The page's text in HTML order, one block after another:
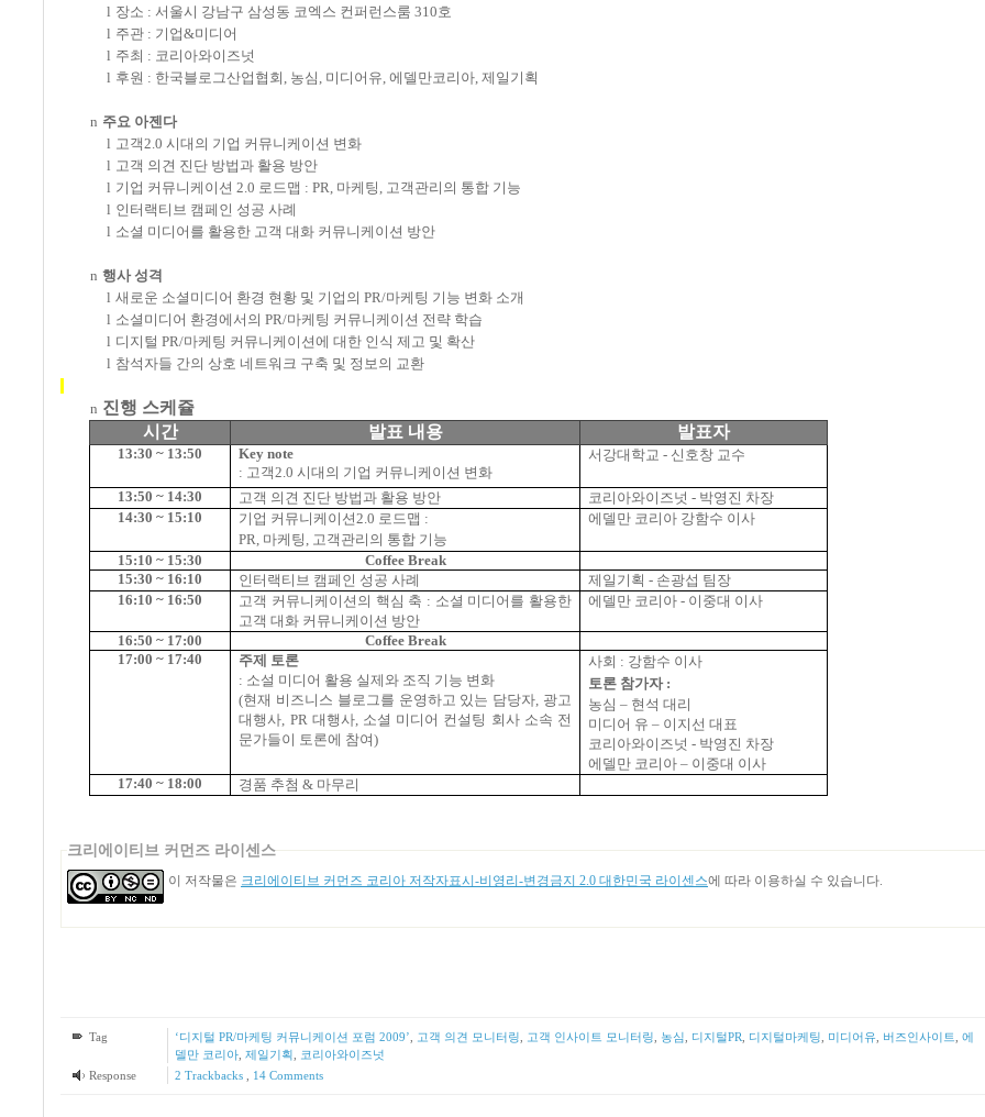
l 장소 : 서울시 강남구 삼성동 코엑스 컨퍼런스룸 310호
l 주관: 기업&미디어
l 주최 : 코리아와이즈넛
l 후원 : 한국블로그산업협회 , 농심 , 미디어유, 에델만코리아, 제일기획
n 주요 아젠다
l 고객2.0 시대의 기업 커뮤니케이션 변화
l 고객 의견 진단 방법과 활용 방안
l 기업 커뮤니케이션 2.0 로드맵 : PR, 마케팅 , 고객관리의 통합 기능
l 인터랙티브 캠페인 성공 사례
l 소셜 미디어를 활용한 고객 대화 커뮤니케이션 방안
n 행사 성격
l 새로운 소셜미디어 환경 현황 및 기업의 PR/마케팅 기능 변화 소개
l 소셜미디어 환경에서의 PR/마케팅 커뮤니케이션 전략 학습
l 디지털 PR/마케팅 커뮤니케이션에 대한 인식 제고 및 확산
l 참석자들 간의 상호 네트워크 구축 및 정보의 교환
n 진행 스케쥴
시간
발표 내용 발표자
13:30 ~ 13:50
Key note
: 고객2.0시대의 기업 커뮤니케이션 변화
서강대학교- 신호창 교수
13:50 ~ 14:30 고객 의견 진단 방법과 활용 방안 코리아와이즈넛- 박영진 차장
14:30 ~ 15:10
기업 커뮤니케이션2.0 로드맵 :
PR, 마케팅 , 고객관리의 통합 기능
에델만 코리아 강함수 이사
15:10 ~ 15:30
Coffee Break
15:30 ~ 16:10
인터랙티브 캠페인 성공 사례 제일기획 - 손광섭 팀장
16:10 ~ 16:50
고객 커뮤니케이션의 핵심 축 : 소셜 미디어를 활용한
고객 대화 커뮤니케이션 방안
에델만 코리아 - 이중대 이사
16:50 ~ 17:00
Coffee Break
17:00 ~ 17:40
주제 토론
: 소설 미디어 활용 실제와 조직 기능 변화
(현재 비즈니스 블로그를 운영하고 있는 담당자, 광고
대행사, PR 대행사, 소셜 미디어 컨설팅 회사 소속 전
문가들이 토론에 참여)
사회 : 강함수 이사
토론 참가자:
농심– 현석 대리
미디어 유– 이지선 대표
코리아와이즈넛 - 박영진 차장
에델만 코리아– 이중대 이사
17:40 ~ 18:00
경품 추첨 & 마무리
크리에이티브 커먼즈 라이센스
이 저작물은 크리에이티브 커먼즈 코리아 저작자표시-비영리-변경금지 2.0 대한민국 라이센스에 따라 이용하실 수 있습니다.
Tag ‘디지털 PR/마케팅 커뮤니케이션 포럼 2009’ 고객 의견 모니터링 고객 인사이트 모니터링 농심 디지털PR 디지털마케팅 미디어유, 버즈인사이트
에
델만 코리아, 제일기획
코리아와이즈넛
Response
2 Trackbacks 14Comments